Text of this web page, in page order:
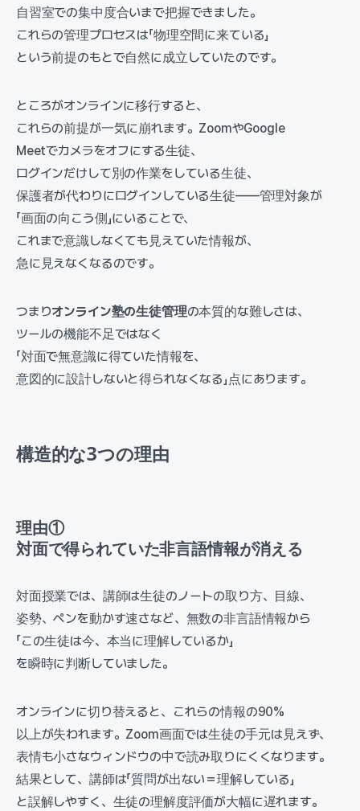
自習室での集中度合いまで把握できました。
これらの管理プロセスは「物理空間に来ている」
という前提のもとで自然に成立していたのです。
ところがオンラインに移行すると、
これらの前提が一気に崩れます。ZoomやGoogle
Meetでカメラをオフにする生徒、
ログインだけして別の作業をしている生徒、
保護者が代わりにログインしている生徒——管理対象が
「画面の向こう側」にいることで、
これまで意識しなくても見えていた情報が、
急に見えなくなるのです。
つまりオンライン塾の生徒管理の本質的な難しさは、
ツールの機能不足ではなく
「対面で無意識に得ていた情報を、
意図的に設計しないと得られなくなる」点にあります。
構造的な3つの理由
理由①
対面で得られていた非言語情報が消える
対面授業では、講師は生徒のノートの取り方、目線、
姿勢、ペンを動かす速さなど、無数の非言語情報から
「この生徒は今、本当に理解しているか」
を瞬時に判断していました。
オンラインに切り替えると、これらの情報の90%
以上が失われます。Zoom画面では生徒の手元は見えず、
表情も小さなウィンドウの中で読み取りにくくなります。
結果として、講師は「質問が出ない＝理解している」
と誤解しやすく、生徒の理解度評価が大幅に遅れます。